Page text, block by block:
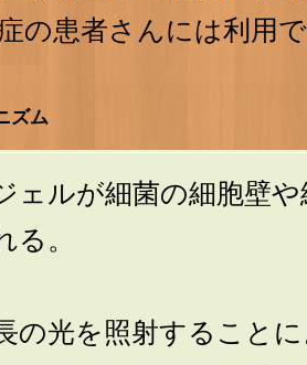
の患者さんには利用
ズム
ェルが細菌の細胞壁や
る。
の光を照射すること